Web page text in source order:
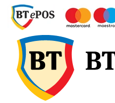
Instalatii Electrice Proiectoare
Invertoare de tensiune
Prize bricheta & USB
Prize, stechere si mufe auto
Conectori instalatii electrice auto,
camion si remorca
Mufe si conectori auto etansi
Prize si conectori alimentare 2/3